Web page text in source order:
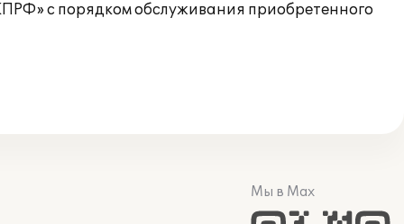
с порядком обслуживания приобретенного
Мы в Max